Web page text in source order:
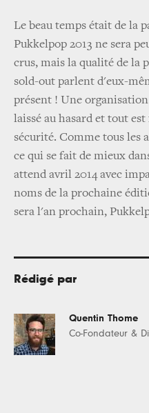
Le beau temps était de la
Pukkelpop 2013 ne sera
crus, mais la qualité de la
sold-out parlent d'eux-
présent ! Une
laissé au hasard et tout
sécurité. Comme tous les
ce qui se fait de mieux
attend avril 2014 avec
noms de la prochaine
sera l'an prochain,
Rédigé par
Quentin Thome
Co-Fondateur &